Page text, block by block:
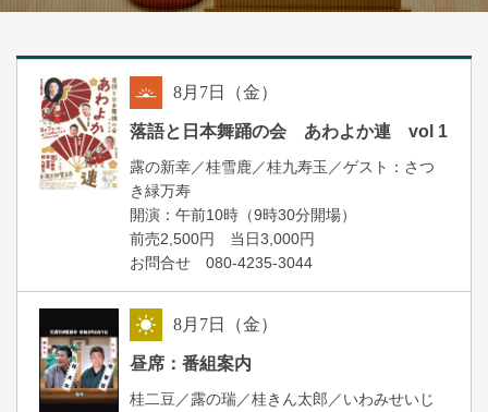
8月 7日（金）
落語と日本舞踊の会 あわよか連 vol 1
露の新幸／桂雪鹿／桂九寿玉／ゲスト：さつ
き緑万寿
開演：午前10時（9時30分開場）
前売2,500円 当日3,000円
お問合せ 080-4235-3044
8月 7日（金）
昼席：番組案内
桂二豆／露の瑞／桂きん太郎／いわみせいじ